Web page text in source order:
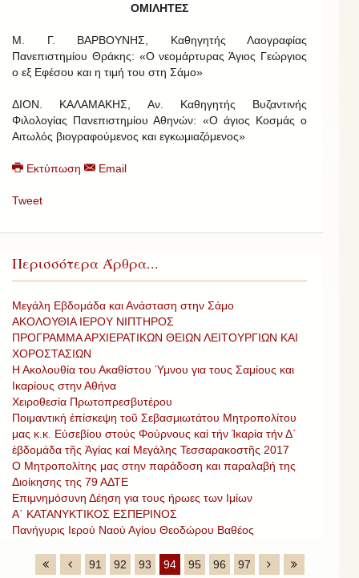
ΟΜΙΛΗΤΕΣ
Μ. Γ. ΒΑΡΒΟΥΝΗΣ, Καθηγητής Λαογραφίας
Πανεπιστημίου Θράκης: «Ο νεομάρτυρας Άγιος Γεώργιος
ο εξ Εφέσου και η τιμή του στη Σάμο»
ΔΙΟΝ. ΚΑΛΑΜΑΚΗΣ, Αν. Καθηγητής Βυζαντινής
Φιλολογίας Πανεπιστημίου Αθηνών: «Ο άγιος Κοσμάς ο
Αιτωλός βιογραφούμενος και εγκωμιαζόμενος»
Εκτύπωση Email
Tweet
Περισσότερα Άρθρα...
Μεγάλη Εβδομάδα και Ανάσταση στην Σάμο
ΑΚΟΛΟΥΘΙΑ ΙΕΡΟΥ ΝΙΠΤΗΡΟΣ
ΠΡΟΓΡΑΜΜΑ ΑΡΧΙΕΡΑΤΙΚΩΝ ΘΕΙΩΝ ΛΕΙΤΟΥΡΓΙΩΝ ΚΑΙ
ΧΟΡΟΣΤΑΣΙΩΝ
Η Ακολουθία του Ακαθίστου Ύμνου για τους Σαμίους και
Ικαρίους στην Αθήνα
Χειροθεσία Πρωτοπρεσβυτέρου
Ποιμαντική ἐπίσκεψη τοῦ Σεβασμιωτάτου Μητροπολίτου
μας κ.κ. Εὐσεβίου στούς Φούρνους καί τήν Ἰκαρία τήν Δ΄
ἑβδομάδα τῆς Ἁγίας καί Μεγάλης Τεσσαρακοστῆς 2017
Ο Μητροπολίτης μας στην παράδοση και παραλαβή της
Διοίκησης της 79 ΑΔΤΕ
Επιμνημόσυνη Δέηση για τους ήρωες των Ιμίων
Α΄ ΚΑΤΑΝΥΚΤΙΚΟΣ ΕΣΠΕΡΙΝΟΣ
Πανήγυρις Ιερού Ναού Αγίου Θεοδώρου Βαθέος
91 92 93 94 95 96 97